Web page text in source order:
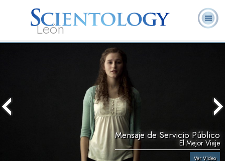
León
Voluntarios
Mensaje de Servicio Público
El Mejor Viaje
Ver Video